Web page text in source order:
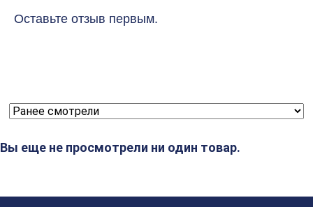
Оставьте отзыв первым.
Вы еще не просмотрели ни один товар.